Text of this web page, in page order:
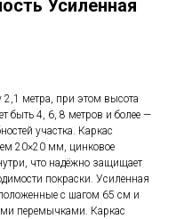
Усиленная
метра, при этом высота
быть 4, 6, 8 метров и более —
участка. Каркас
20×20 мм, цинковое
что надёжно защищает
покраски. Усиленная
с шагом 65 см и
перемычками. Каркас